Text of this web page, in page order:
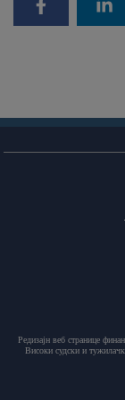
Редизајн веб странице
Високи судски и